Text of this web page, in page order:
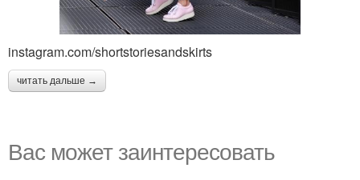
instagram.com/shortstoriesandskirts
читать дальше →
Вас может заинтересовать